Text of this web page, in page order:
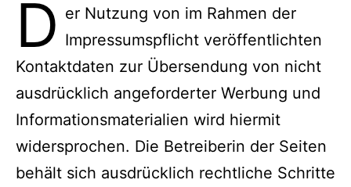
D er Nutzung von im Rahmen der
Impressumspflicht veröffentlichten
Kontaktdaten zur Übersendung von nicht
ausdrücklich angeforderter Werbung und
Informationsmaterialien wird hiermit
widersprochen. Die Betreiberin der Seiten
behält sich ausdrücklich rechtliche Schritte